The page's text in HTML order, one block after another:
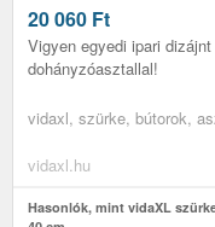
20 060 Ft
Vigyen egyedi ipari
dohányzóasztallal!
vidaxl, szürke, bútorok,
vidaxl.hu
Hasonlók, mint vidaXL